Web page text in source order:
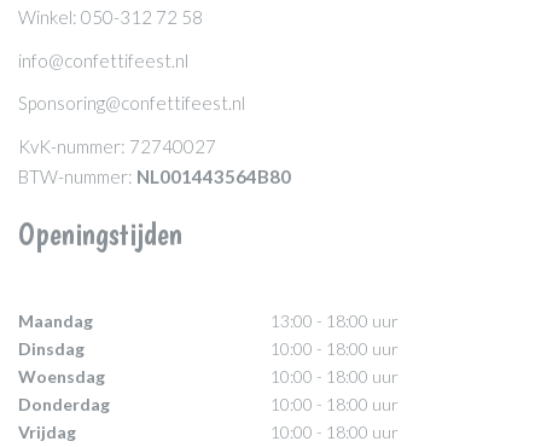
Winkel: 050-312 72 58
info@confettifeest.nl
Sponsoring@confettifeest.nl
KvK-nummer: 72740027
BTW-nummer: NL001443564B80
Openingstijden
Maandag
13:00 - 18:00 uur
Dinsdag
10:00 - 18:00 uur
Woensdag
10:00 - 18:00 uur
Donderdag
10:00 - 18:00 uur
Vrijdag
10:00 - 18:00 uur